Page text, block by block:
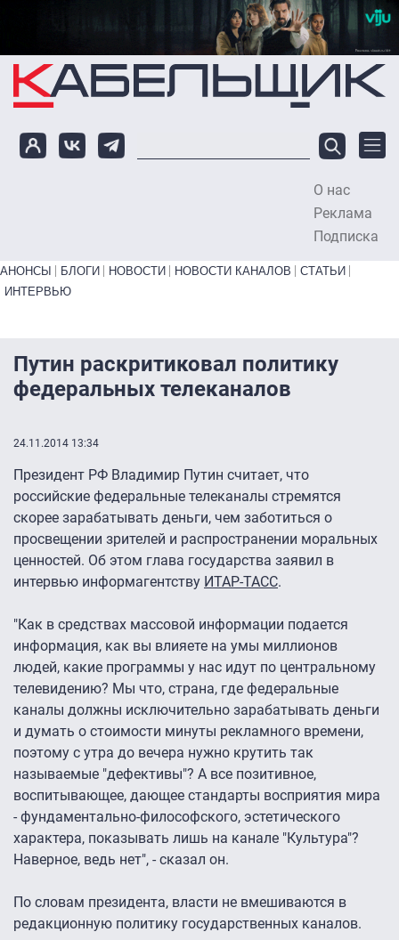
Перейти к основному содержанию
О нас
Реклама
Подписка
Primary links bottom
АНОНСЫ БЛОГИ НОВОСТИ НОВОСТИ КАНАЛОВ
СТАТЬИ
ИНТЕРВЬЮ
Путин раскритиковал политику
федеральных телеканалов
24.11.2014 13:34
Президент РФ Владимир Путин считает, что
российские федеральные телеканалы стремятся
скорее зарабатывать деньги, чем заботиться о
просвещении зрителей и распространении моральных
ценностей. Об этом глава государства заявил в
интервью информагентству ИТАР-ТАСС.
"Как в средствах массовой информации подается
информация, как вы влияете на умы миллионов
людей, какие программы у нас идут по центральному
телевидению? Мы что, страна, где федеральные
каналы должны исключительно зарабатывать деньги
и думать о стоимости минуты рекламного времени,
поэтому с утра до вечера нужно крутить так
называемые "дефективы"? А все позитивное,
воспитывающее, дающее стандарты восприятия мира
- фундаментально-философского, эстетического
характера, показывать лишь на канале "Культура"?
Наверное, ведь нет", - сказал он.
По словам президента, власти не вмешиваются в
редакционную политику государственных каналов.